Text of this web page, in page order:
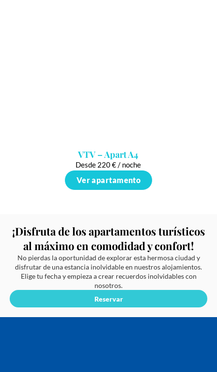
VTV – Apart A4
Desde 220 € / noche
Ver apartamento
¡Disfruta de los apartamentos turísticos
al máximo en comodidad y confort!
No pierdas la oportunidad de explorar esta hermosa ciudad y
disfrutar de una estancia inolvidable en nuestros alojamientos.
Elige tu fecha y empieza a crear recuerdos inolvidables con
nosotros.
Reservar